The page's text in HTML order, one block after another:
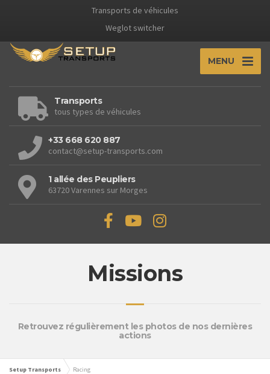
Transports de véhicules
Weglot switcher
MENU
Transports
tous types de véhicules
+33 668 620 887
contact@setup-transports.com
1 allée des Peupliers
63720 Varennes sur Morges
Missions
Retrouvez régulièrement les photos de nos dernières
actions
Setup Transports Racing